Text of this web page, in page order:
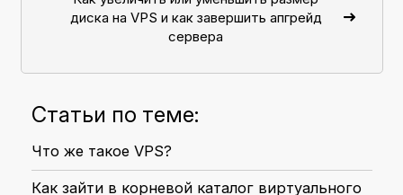
диска на VPS и как завершить апгрейд
сервера
Статьи по теме:
Что же такое VPS?
Как зайти в корневой каталог виртуального